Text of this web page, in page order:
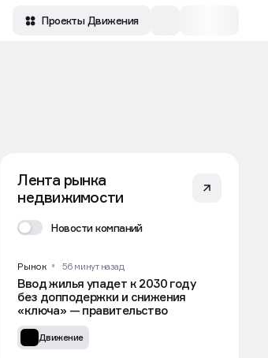
Проекты Движения
Лента рынка
недвижимости
Новости компаний
Рынок 56 минут назад
Ввод жилья упадет к 2030 году
без допподержки и снижения
«ключа» — правительство
Движение